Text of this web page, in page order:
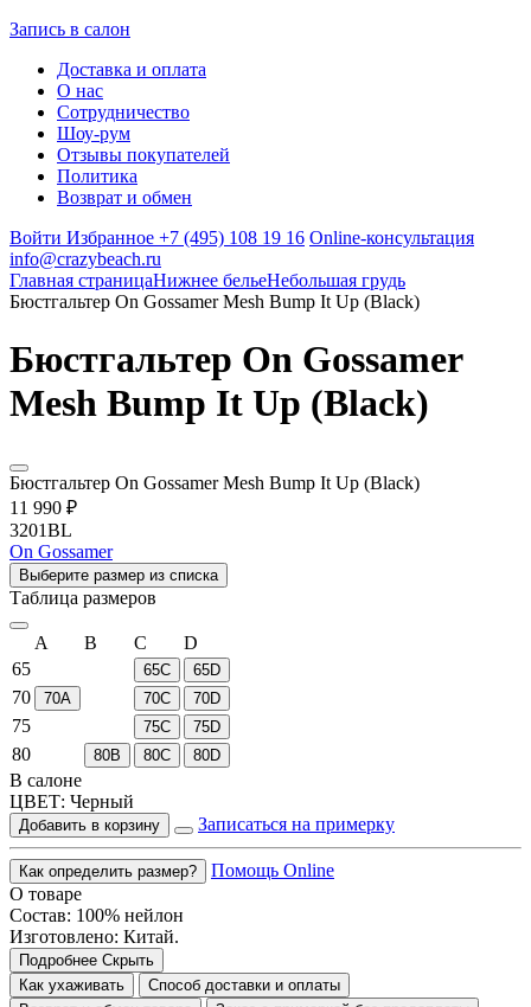
Запись в салон
Доставка и оплата
О нас
Сотрудничество
Шоу-рум
Отзывы покупателей
Политика
Возврат и обмен
Войти Избранное +7 (495) 108 19 16 Online-консультация
info@crazybeach.ru
Главная страницаНижнее бельеНебольшая грудь
Бюстгальтер On Gossamer Mesh Bump It Up (Black)
Бюстгальтер On Gossamer
Mesh Bump It Up (Black)
Бюстгальтер On Gossamer Mesh Bump It Up (Black)
11 990 ₽
3201BL
On Gossamer
Выберите размер из списка
Таблица размеров
A B C
D
65
65C 65D
70 70A 70C 70D
75 75C 75D
80 80B 80C 80D
В салоне
ЦВЕТ: Черный
Добавить в корзину Записаться на примерку
Как определить размер?
Помощь Online
О товаре
Состав: 100% нейлон
Изготовлено: Китай.
Подробнее Скрыть
Как ухаживать
Способ доставки и оплаты